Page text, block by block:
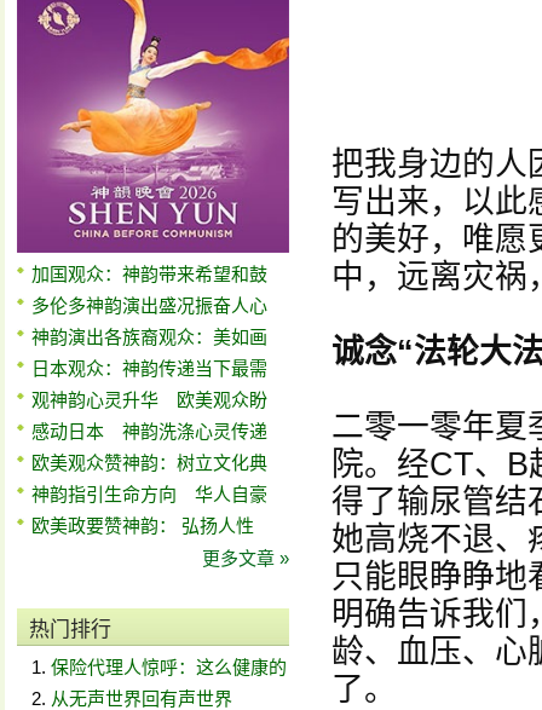
加国观众：神韵带来希望和鼓
多伦多神韵演出盛况振奋人心
神韵演出各族裔观众：美如画
日本观众：神韵传递当下最需
观神韵心灵升华 欧美观众盼
感动日本 神韵洗涤心灵传递
欧美观众赞神韵：树立文化典
神韵指引生命方向 华人自豪
欧美政要赞神韵： 弘扬人性
更多文章 »
热门排行
保险代理人惊呼：这么健康的
从无声世界回有声世界
把我身边的人
写出来，以此
的美好，唯愿
中，远离灾祸
诚念“法轮大
二零一零年夏
院。经CT、
得了输尿管结
她高烧不退、
只能眼睁睁地
明确告诉我们
龄、血压、心
了。